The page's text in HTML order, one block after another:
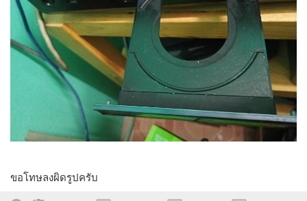
ขอโทษลงผิดรูปครับ